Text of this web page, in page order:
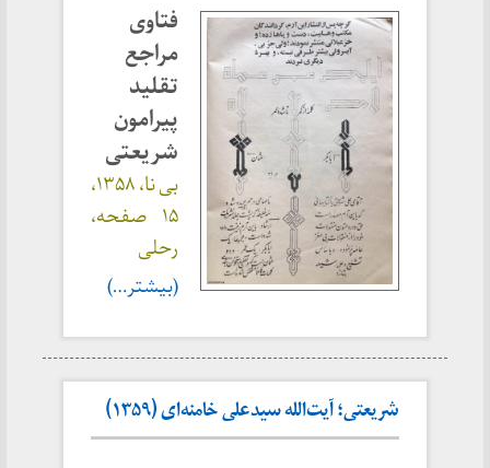
فتاوی
مراجع
تقلید
پیرامون
شریعتی
بی نا، ۱۳۵۸،
۱۵ صفحه،
رحلی
(بیشتر…)
شریعتی؛ آیت‌الله سیدعلی خامنه‌ای (۱۳۵۹)